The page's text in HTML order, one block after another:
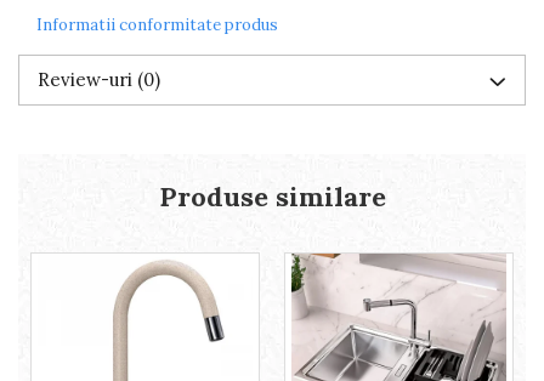
Informatii conformitate produs
Review-uri (0)
Produse similare